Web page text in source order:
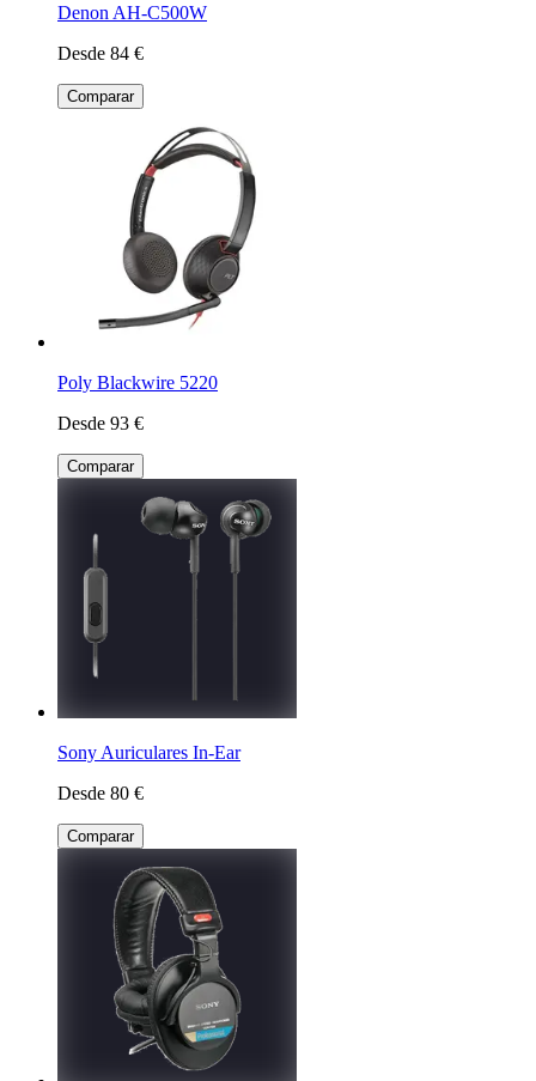
Denon AH-C500W
Desde 84 €
Comparar
Poly Blackwire 5220
Desde 93 €
Comparar
Sony Auriculares In-Ear
Desde 80 €
Comparar